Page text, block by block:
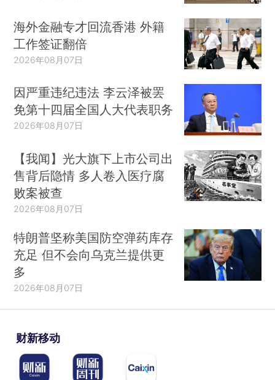
海外金融专才回流香港 外籍
工作签证翻倍
2026年08月07日
因严重违纪违法 李云泽被罢
免第十四届全国人大代表职务
2026年08月07日
【我闻】光大旗下上市公司出
售背后隐情 多人卷入医疗腐
败案被查
2026年08月07日
特朗普坚称美国防空弹药库存
充足 但不会向乌克兰提供更
多
2026年08月07日
财新移动